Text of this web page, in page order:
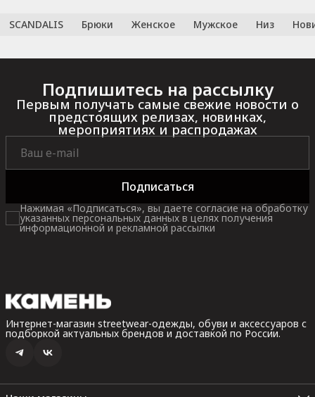
SCANDALIS Брюки Женское Мужское Низ
Подпишитесь на рассылку
Первым получать самые свежие новости о
предстоящих релизах, новинках,
мероприятиях и распродажах
Подписаться
Нажимая «Подписаться», вы даете согласие на обработку
указанных персональных данных в целях получения
информационной и рекламной рассылки
Интернет-магазин streetwear-одежды, обуви и аксессуаров с
подборкой актуальных брендов и доставкой по России.